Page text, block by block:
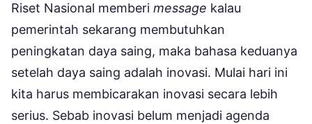
Riset Nasional memberi message kalau
pemerintah sekarang membutuhkan
peningkatan daya saing, maka bahasa keduanya
setelah daya saing adalah inovasi. Mulai hari ini
kita harus membicarakan inovasi secara lebih
serius. Sebab inovasi belum menjadi agenda